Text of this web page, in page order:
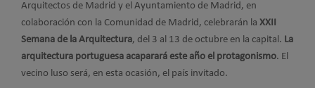
Arquitectos de Madrid y el Ayuntamiento de Madrid, en
colaboración con la Comunidad de Madrid, celebrarán la XXII
Semana de la Arquitectura, del 3 al 13 de octubre en la capital. La
arquitectura portuguesa acaparará este año el protagonismo. El
vecino luso será, en esta ocasión, el país invitado.